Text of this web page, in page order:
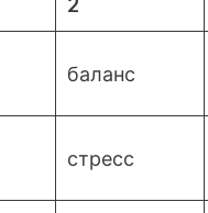
баланс
стресс